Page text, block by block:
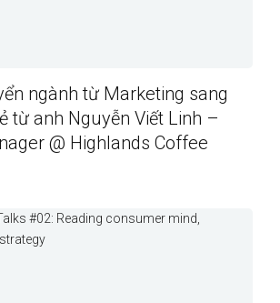
ngành từ Marketing sang
từ anh Nguyễn Viết Linh –
@ Highlands Coffee